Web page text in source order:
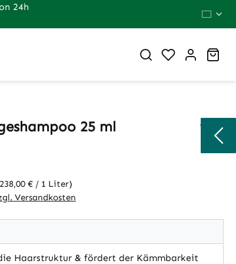
24h
Du hast 0
25 ml
€ / 1 Liter)
Versandkosten
Haarstruktur & fördert der Kämmbarkeit